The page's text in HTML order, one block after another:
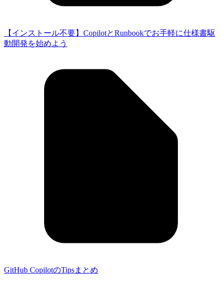
【インストール不要】CopilotとRunbookでお手軽に仕様書駆
動開発を始めよう
GitHub CopilotのTipsまとめ